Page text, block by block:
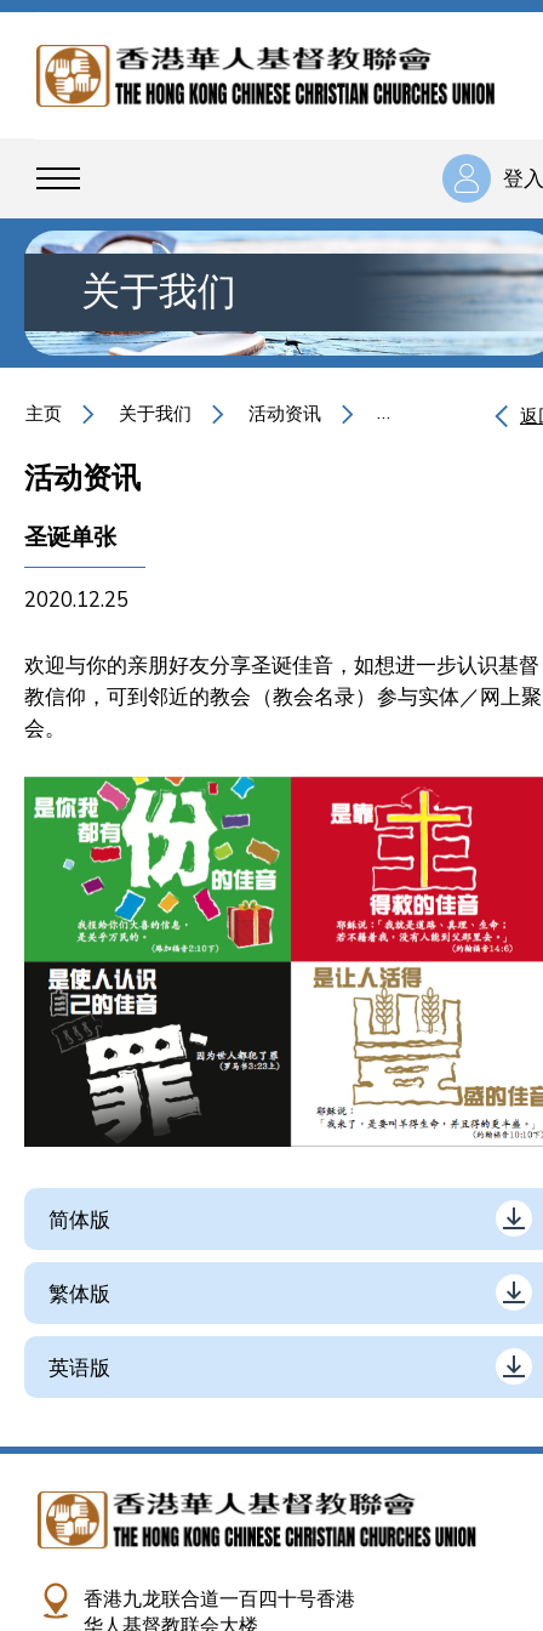
登入
关于我们
主页 关于我们 活动资讯 圣诞单张 返
活动资讯
圣诞单张
2020.12.25
欢迎与你的亲朋好友分享圣诞佳音，如想进一步认识基督
教信仰，可到邻近的教会 （教会名录） 参与实体／网上聚
会。
简体版
繁体版
英语版
香港九龙联合道一百四十号香港